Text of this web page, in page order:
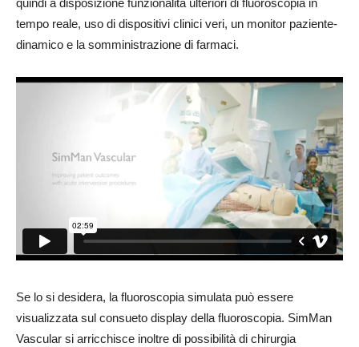
tempo reale, uso di dispositivi clinici veri, un monitor paziente-
dinamico e la somministrazione di farmaci.
Se lo si desidera, la fluoroscopia simulata può essere
visualizzata sul consueto display della fluoroscopia. SimMan
Vascular si arricchisce inoltre di possibilità di chirurgia